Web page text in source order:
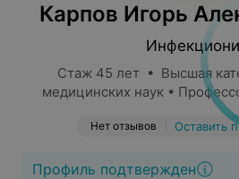
Карпов Игорь
Стаж 45 лет • Высшая
медицинских наук •
Нет отзывов Оставить
Профиль подтвержден